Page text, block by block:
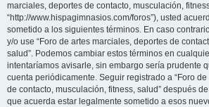
marciales, deportes de contacto, musculación,
“http://www.hispagimnasios.com/foros”), usted
sometido a los siguientes términos. En caso
y/o use “Foro de artes marciales, deportes de
salud”. Podemos cambiar estos términos en
intentaríamos avisarle, sin embargo sería prudente
cuenta periódicamente. Seguir registrado a “Foro
de contacto, musculación, fitness, salud” después
que acuerda estar legalmente sometido a esos